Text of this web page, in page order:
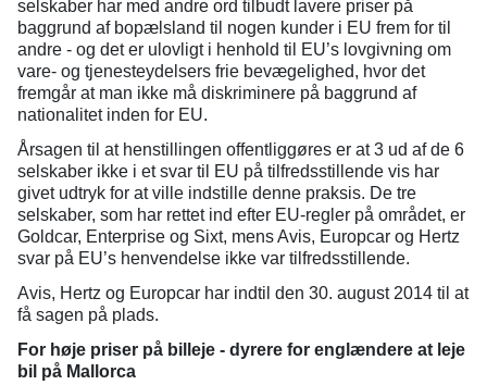
selskaber har med andre ord tilbudt lavere priser på
baggrund af bopælsland til nogen kunder i EU frem for til
andre - og det er ulovligt i henhold til EU’s lovgivning om
vare- og tjenesteydelsers frie bevægelighed, hvor det
fremgår at man ikke må diskriminere på baggrund af
nationalitet inden for EU.
Årsagen til at henstillingen offentliggøres er at 3 ud af de 6
selskaber ikke i et svar til EU på tilfredsstillende vis har
givet udtryk for at ville indstille denne praksis. De tre
selskaber, som har rettet ind efter EU-regler på området, er
Goldcar, Enterprise og Sixt, mens Avis, Europcar og Hertz
svar på EU’s henvendelse ikke var tilfredsstillende.
Avis, Hertz og Europcar har indtil den 30. august 2014 til at
få sagen på plads.
For høje priser på billeje - dyrere for englændere at leje
bil på Mallorca